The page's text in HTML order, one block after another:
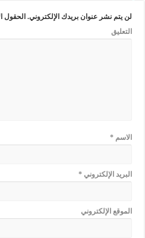
لن يتم نشر عنوان بريدك الإلكتروني. الحقول
التعليق
الاسم*
البريد الإلكتروني*
الموقع الإلكتروني